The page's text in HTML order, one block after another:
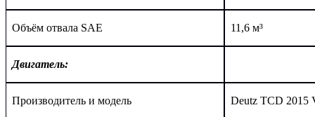
Объём отвала SAE 11,6 м³
Двигатель:
Производитель и модель Deutz TCD 2015